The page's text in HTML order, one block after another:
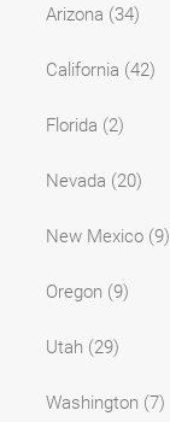
Arizona (34)
California (42)
Florida (2)
Nevada (20)
New Mexico (9)
Oregon (9)
Utah (29)
Washington (7)